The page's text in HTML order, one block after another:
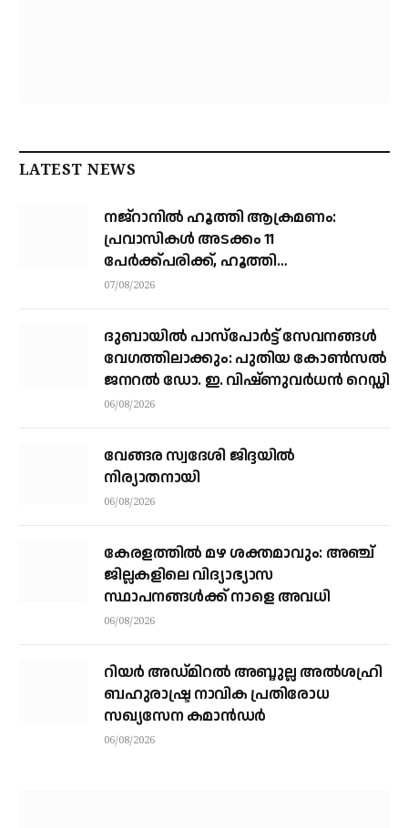
LATEST NEWS
നജ്‌റാനില്‍ ഹൂത്തി ആക്രമണം:
പ്രവാസികള്‍ അടക്കം 11
പേർക്ക്പരിക്ക്, ഹൂത്തി
ആക്രമണത്തില്‍ 17 യെമന്‍
07/08/2026
ദുബായിൽ പാസ്‌പോർട്ട് സേവനങ്ങൾ
വേഗത്തിലാക്കും: പുതിയ കോൺസൽ
ജനറൽ ഡോ. ഇ. വിഷ്ണുവർധൻ റെഡ്ഡി
06/08/2026
വേങ്ങര സ്വദേശി ജിദ്ദയിൽ
നിര്യാതനായി
06/08/2026
കേരളത്തില്‍ മഴ ശക്തമാവും: അഞ്ച്
ജില്ലകളിലെ വിദ്യാഭ്യാസ
സ്ഥാപനങ്ങള്‍ക്ക് നാളെ അവധി
06/08/2026
റിയര്‍ അഡ്മിറല്‍ അബ്ദുല്ല അല്‍ശഹ്രി
ബഹുരാഷ്ട്ര നാവിക പ്രതിരോധ
സഖ്യസേന കമാന്‍ഡര്‍
06/08/2026